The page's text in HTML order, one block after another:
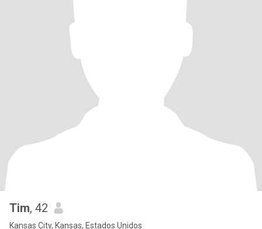
Tim, 42
Kansas City, Kansas, Estados Unidos